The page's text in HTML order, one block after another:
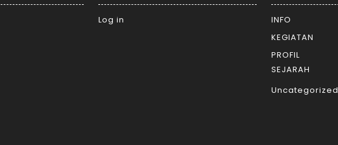
Log in
INFO
KEGIATAN
PROFIL
SEJARAH
Uncategorized